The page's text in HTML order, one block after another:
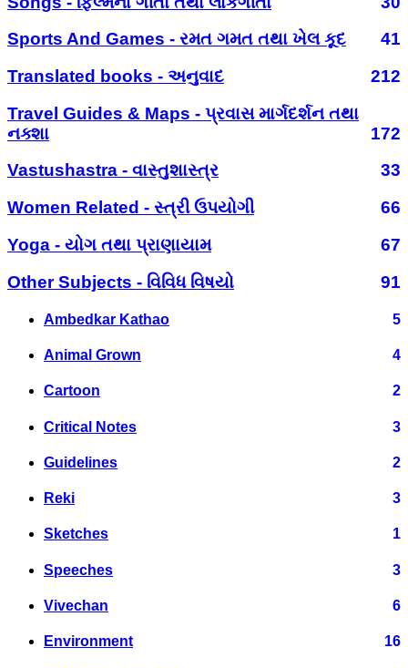
Sports And Games - રમત ગમત તથા ખેલ કૂદ
41
Translated books - અનુવાદ
212
Travel Guides & Maps - પ્રવાસ માર્ગદર્શન તથા
નક્શા
172
Vastushastra - વાસ્તુશાસ્ત્ર
33
Women Related - સ્ત્રી ઉપયોગી
66
Yoga - યોગ તથા પ્રાણાયામ
67
Other Subjects - વિવિધ વિષયો
91
Ambedkar Kathao 5
Animal Grown 4
Cartoon 2
Critical Notes 3
Guidelines 2
Reki 3
Sketches 1
Speeches 3
Vivechan 6
Environment 16